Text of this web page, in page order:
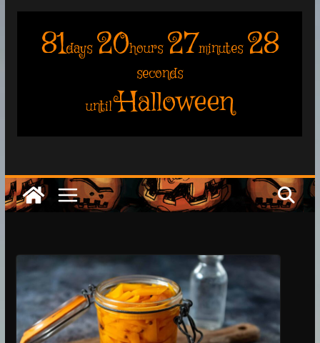
81days 20hours 27minutes 27
seconds
until Halloween